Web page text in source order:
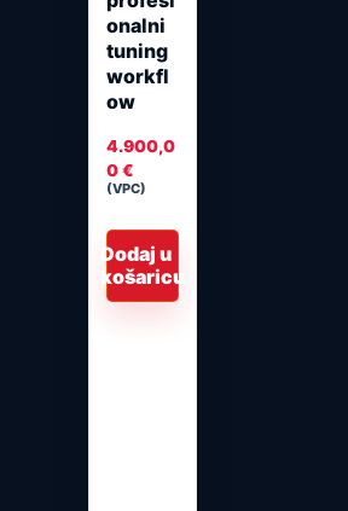
onalni
tuning
workfl
ow
4.900,0
0€
(VPC)
Dodaj u
košaricu